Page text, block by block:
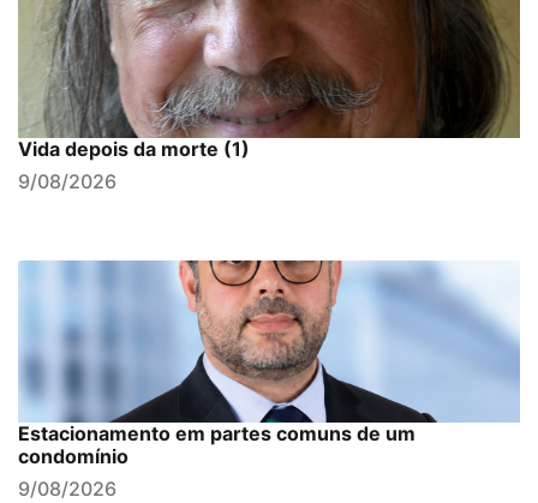
Vida depois da morte (1)
9/08/2026
Estacionamento em partes comuns de um
condomínio
9/08/2026